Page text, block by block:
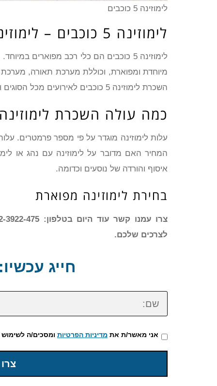
לימוזינה 5 כוכבים
לימוזינה 5 כוכבים – לימוזינה לכל מטרה
מיוחדת ומפוארת, וכוללת מערכת תאורה, מערכת
השכרת לימוזינה 5 כוכבים לאירועים מכל הסוגים והמינים
כמה עולה השכרת לימוזינה 5
עלות לימוזינה מוגדר על פי מספר פרמטרים.
המחיר האם מדובר על לימוזינה עם נהג או
איסוף והורדה של נוסעים וכדומה.
בחירת לימוזינה מפוארת
לצרכים שלכם.
חייג עכשיו: 072-3922-
שם:
אני מאשר/ת את מדיניות הפרטיות ומסכים/ה